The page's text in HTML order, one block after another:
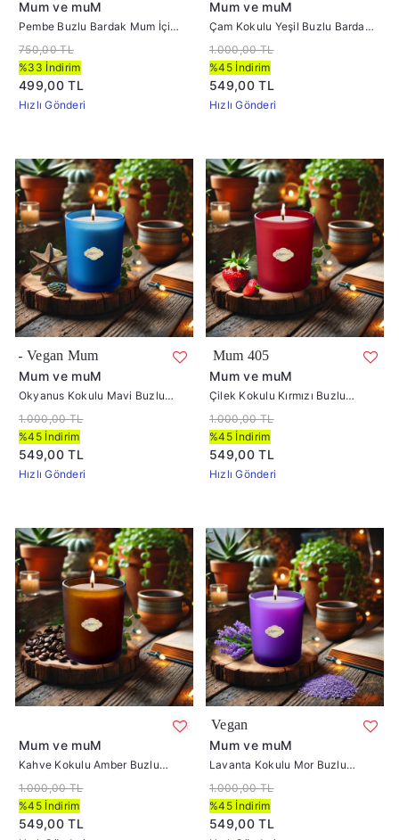
Mum ve muM
Pembe Buzlu Bardak Mum İçi
%100 Soya Mum 405
750,00 TL
%33 İndirim
499,00 TL
Hızlı Gönderi
Mum ve muM
Çam Kokulu Yeşil Buzlu Bardak
Mum İçi %100 Soya Mum 405
1.000,00 TL
%45 İndirim
549,00 TL
Hızlı Gönderi
Okyanus Kokulu Mavi Buzlu Cam
Mum ve muM
Okyanus Kokulu Mavi Buzlu
Bardak Mum İçi %100 Soya Mum
405
1.000,00 TL
%45 İndirim
549,00 TL
Hızlı Gönderi
Mum ve muM
Çilek Kokulu Kırmızı Buzlu
Bardak Mum İçi %100 Soya Mum
405
1.000,00 TL
%45 İndirim
549,00 TL
Hızlı Gönderi
Kahve Kokulu Amber Buzlu Bardak Mum İçi
Mum ve muM
Kahve Kokulu Amber Buzlu
Bardak Mum İçi %100 Soya Mum
405
1.000,00 TL
%45 İndirim
549,00 TL
Lavanta
Mum ve muM
Lavanta Kokulu Mor Buzlu
Bardak Mum İçi %100 Soya Mum
405
1.000,00 TL
%45 İndirim
549,00 TL